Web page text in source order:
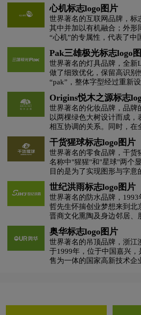
护肤品logo设计 粉红色logo设计
G字母汉字酒店logo设计 国logo设
航空logo设计 化妆品logo设计
H字母汉字酒店logo设计 H字母酒
灰色logo设计 褐色logo设计 黄
黑色logo设计 红色logo设计 酒
教育logo设计 集团logo设计 家
酒logo设计 酒店logo设计
J字母汉字酒店logo设计 会计师事
科技logo设计 咖啡logo设计 快
心机标志logo图片
世界著名的互联网品牌，标
其中并加以有机融合；外形
“心机”的专属性，代表了中
表着消费者的身份象征。符
波，展现了强烈的区域拓展
沟通的概念。
Pak三雄极光标志logo
世界著名的灯具品牌，全新
做了细致优化，保留高识别
“pak”，整体字型经过重新
化。发布会现场也首次对
Professional（专业）、
Kingdom（王国）的缩写，
行业的称霸雄心。
Origins悦木之源标志
世界著名的化妆品牌，品牌
以两棵绿色大树设计而成，
相互协调的关系。同时，在
上，亦特别注明了
学为证”的品牌宣言，清楚
效天然护肤及化妆品牌的领
干货猩球标志logo图片
世界著名的零食品牌，干货
名称中"猩猩"和"星球"两个
目的是为了实现图形与字意
识别特征明确，开怀大笑的
刻拓印的自然肌理与粗糙轮
形象气质，同时这一手法亦
装的系列字体与插图，在呈
一品牌定位的同时，也和市
通风格成功拉开距离。绿色
态，但与母公司"百果园"清
所不同的是，干货猩球低饱
时光沉淀的味道，既延续了
也凸显出自身自然本真的品
世纪洪雨标志logo图片
世界著名的防水品牌，
哲先生怀揣创业梦想来到北
晋商文化熏陶及身边邻居、
响，孙哲对防水行业产生了
年在北京顺义正式成立了北
名“洪雨”因二字均和水有关
有容乃大的做人做事格局和
而雨则代表着上善若水的感
奥华标志logo图片
世界著名的吊顶品牌，浙江
于1999年，位于中国嘉兴
售为一体的国家高新技术企
环境、声环境、美环境”六